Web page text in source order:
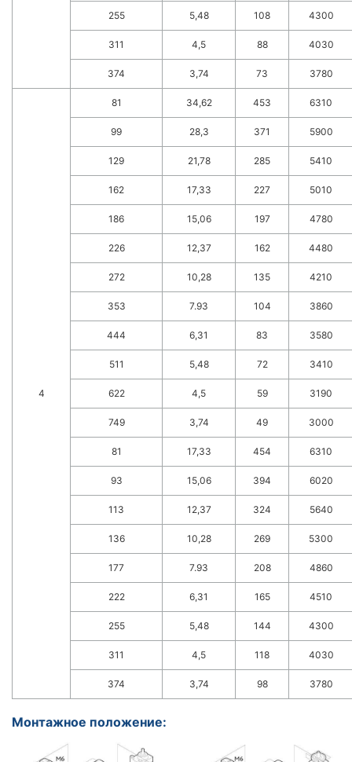
255 5,48 108 4300
311 4,5 88 4030
374 3,74 73 3780
4
81 34,62 453 6310
99 28,3 371 5900
129 21,78 285 5410
162 17,33 227 5010
186 15,06 197 4780
226 12,37 162 4480
272 10,28 135 4210
353 7.93 104 3860
444 6,31 83 3580
511 5,48 72 3410
622 4,5 59 3190
749 3,74 49 3000
81 17,33 454 6310
93 15,06 394 6020
113 12,37 324 5640
136 10,28 269 5300
177 7.93 208 4860
222 6,31 165 4510
255 5,48 144 4300
311 4,5 118 4030
374 3,74 98 3780
Монтажное положение: